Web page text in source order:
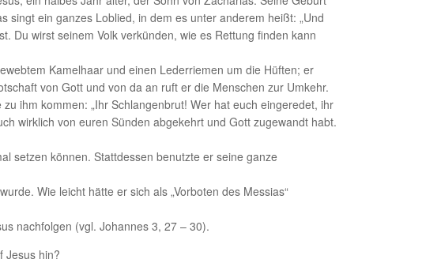
singt ein ganzes Loblied, in dem es unter anderem heißt: „Und
Du wirst seinem Volk verkünden, wie es Rettung finden kann
Kamelhaar und einen Lederriemen um die Hüften; er
von Gott und von da an ruft er die Menschen zur Umkehr.
ihm kommen: „Ihr Schlangenbrut! Wer hat euch eingeredet, ihr
wirklich von euren Sünden abgekehrt und Gott zugewandt habt.
setzen können. Stattdessen benutzte er seine ganze
Wie leicht hätte er sich als „Vorboten des Messias“
nachfolgen (vgl. Johannes 3, 27 – 30).
Jesus hin?